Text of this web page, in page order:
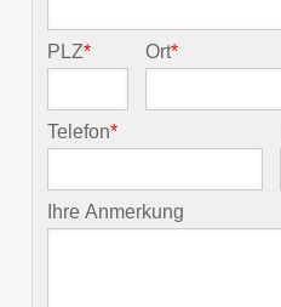
PLZ* Ort*
Telefon*
Ihre Anmerkung